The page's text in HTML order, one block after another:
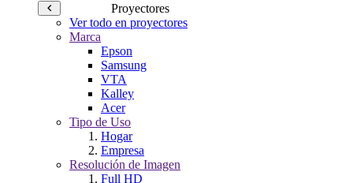
Proyectores
Ver todo en proyectores
Marca
Epson
Samsung
VTA
Kalley
Acer
Tipo de Uso
Hogar
Empresa
Resolución de Imagen
Full HD